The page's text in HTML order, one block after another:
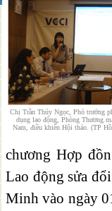
Chị Trần Thúy Ngọc, Phó trưởng
dụng lao động, Phòng Thương
Nam, điều khiển Hội thảo. (TP
chương Hợp
Lao động sửa
Minh vào ngày